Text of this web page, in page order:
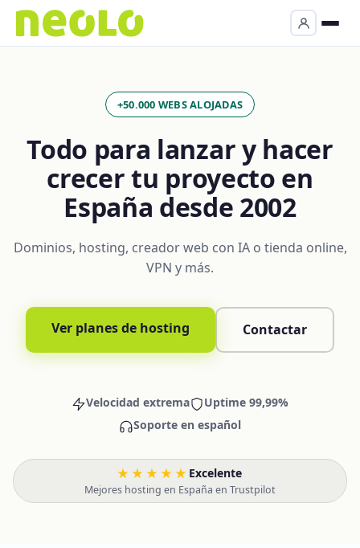
+50.000 WEBS ALOJADAS
Todo para lanzar y hacer
crecer tu proyecto en
España desde 2002
Dominios, hosting, creador web con IA o tienda online,
VPN y más.
Ver planes de hosting Contactar
Velocidad extrema
Uptime 99,99%
Soporte en español
★★★★★ Excelente·
Mejores hosting en España en Trustpilot